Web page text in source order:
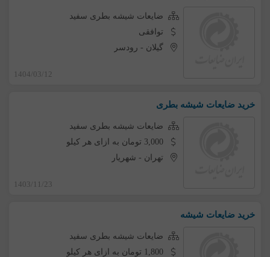
ضایعات شیشه بطری سفید
توافقی
گیلان - رودسر
1404/03/12
خرید ضایعات شیشه بطری
ضایعات شیشه بطری سفید
3,000 تومان به ازای هر کیلو
تهران - شهریار
1403/11/23
خرید ضایعات شیشه
ضایعات شیشه بطری سفید
1,800 تومان به ازای هر کیلو